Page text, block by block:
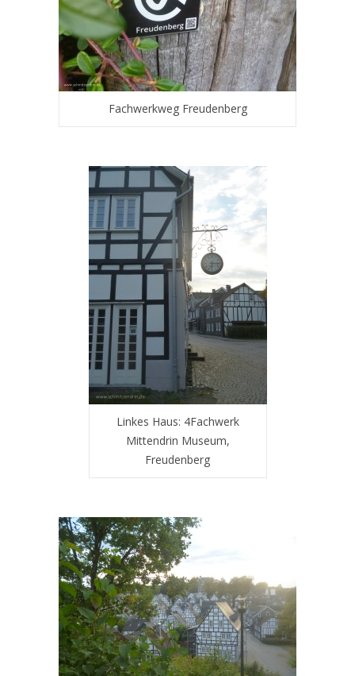
Fachwerkweg Freudenberg
Linkes Haus: 4Fachwerk
Mittendrin Museum,
Freudenberg